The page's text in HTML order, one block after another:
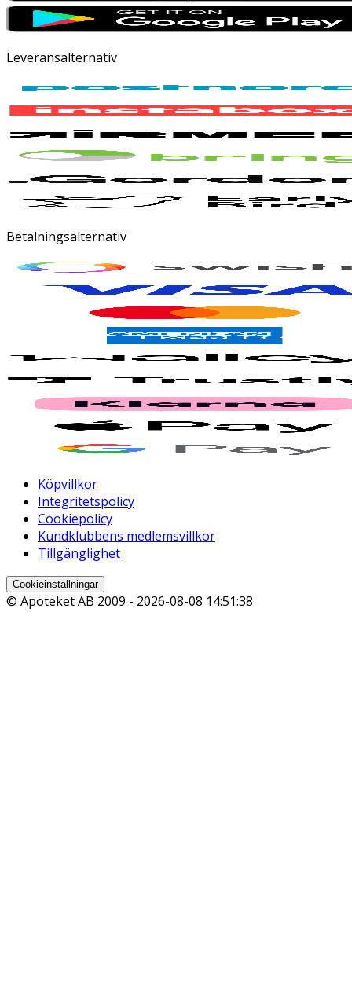
Leveransalternativ
Betalningsalternativ
Köpvillkor
Integritetspolicy
Cookiepolicy
Kundklubbens medlemsvillkor
Tillgänglighet
Cookieinställningar
© Apoteket AB 2009 - 2026-08-08 14:51:38